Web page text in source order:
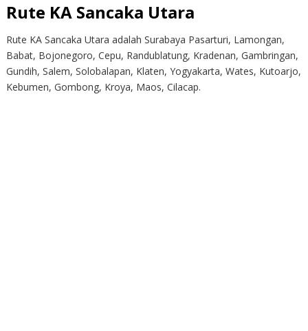
Rute KA Sancaka Utara
Rute KA Sancaka Utara adalah Surabaya Pasarturi, Lamongan,
Babat, Bojonegoro, Cepu, Randublatung, Kradenan, Gambringan,
Gundih, Salem, Solobalapan, Klaten, Yogyakarta, Wates, Kutoarjo,
Kebumen, Gombong, Kroya, Maos, Cilacap.